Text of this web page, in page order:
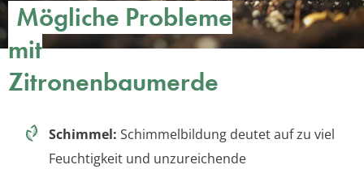
Mögliche Probleme
mit
Zitronenbaumerde
Schimmel: Schimmelbildung deutet auf zu viel
Feuchtigkeit und unzureichende